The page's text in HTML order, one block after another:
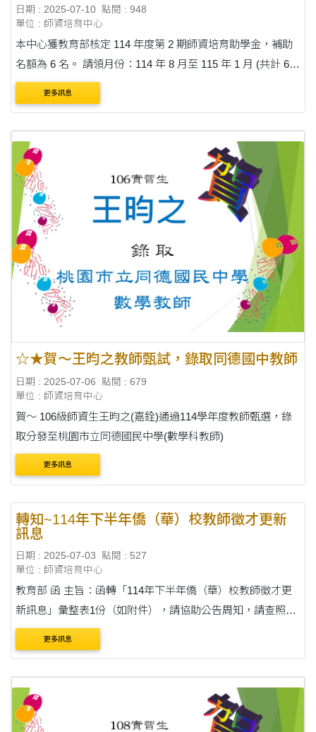
日期 : 2025-07-10 點閱 : 948
單位 : 師資培育中心
本中心獲教育部核定 114 年度第 2 期師資培育助學金，補助
名額為 6 名。 請領月份：114 年 8 月至 115 年 1 月 (共計 6
個月)。 助學金金額：每月 4000 元。 歡迎有意願並符合甄選
條件的師資生....
更多訊息
☆★賀～王昀之教師甄試，錄取同德國中教師
日期 : 2025-07-06
點閱 : 679
單位 : 師資培育中心
賀～ 106級師資生王昀之(嘉銓)通過114學年度教師甄選，錄
取分發至桃園市立同德國民中學(數學科教師)
更多訊息
轉知~114年下半年僑（華）校教師徵才更新
訊息
日期 : 2025-07-03
點閱 : 527
單位 : 師資培育中心
教育部 函 主旨：函轉「114年下半年僑（華）校教師徵才更
新訊息」彙整表1份（如附件），請協助公告周知，請查照。
說明：依據僑務委員會114年6月30日僑教學字第1140201785
號函辦理。
更多訊息